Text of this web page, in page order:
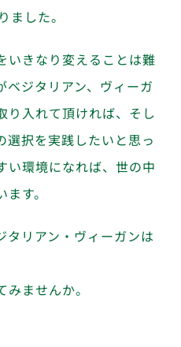
ました。
いきなり変えることは難
ベジタリアン、ヴィーガ
り入れて頂ければ、そし
選択を実践したいと思っ
い環境になれば、世の中
す。
タリアン・ヴィーガンは
ませんか。